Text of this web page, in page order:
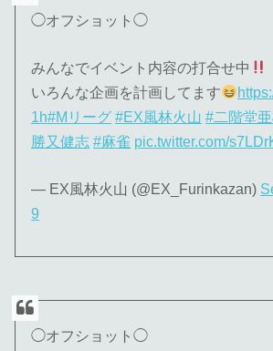
◯オフショット◯
みんなでイベント内容の打合せ中
いろんな企画を計画してます
1h#Mリーグ #EX風林火山 #二階堂
勝又健志 #麻雀 pic.twitter.com/
— EX風林火山 (@EX_Furinkazan)
9
◯オフショット◯